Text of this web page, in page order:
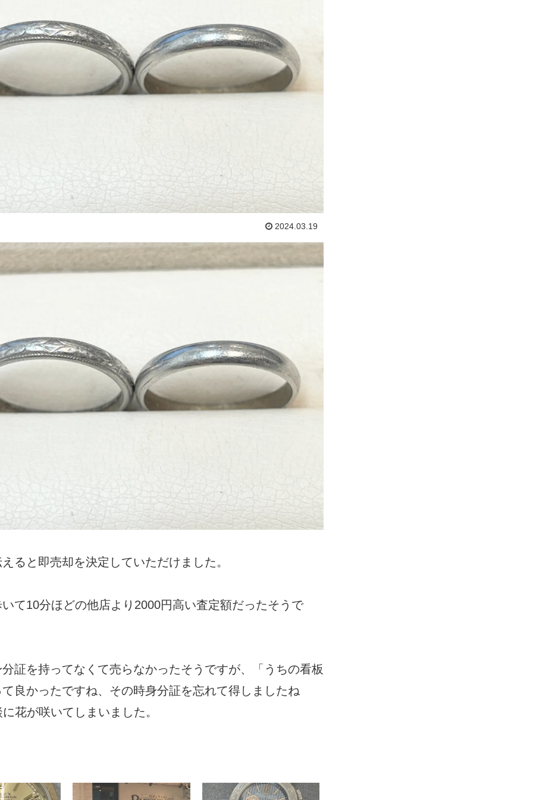
2024.03.19
ると即売却を決定していただけました。
て10分ほどの他店より2000円高い査定額だったそうで
証を持ってなくて売らなかったそうですが、「うちの看板
良かったですね、その時身分証を忘れて得しましたね
花が咲いてしまいました。